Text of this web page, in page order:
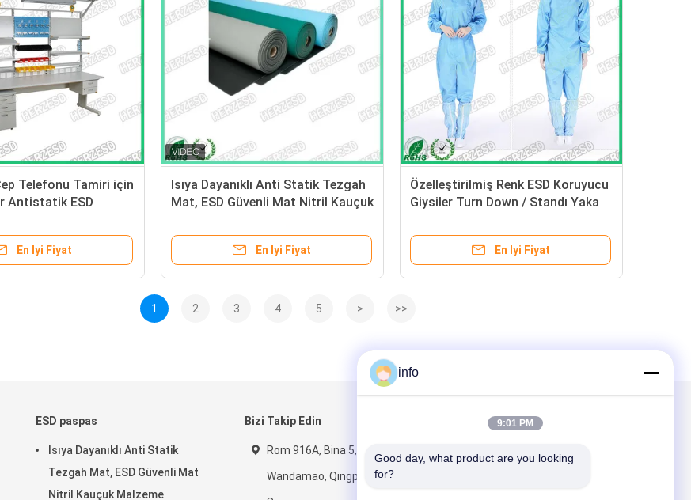
Telefonu Tamiri için
Antistatik ESD
En Iyi Fiyat
Isıya Dayanıklı Anti Statik Tezgah
Mat, ESD Güvenli Mat Nitril Kauçuk
En Iyi Fiyat
Özelleştirilmiş Renk ESD Koruyucu
Giysiler Turn Down / Standı Yaka
En Iyi Fiyat
1 2 3 4 5 > >>
ESD paspas
Isıya Dayanıklı Anti Statik
Tezgah Mat, ESD Güvenli Mat
Nitril Kauçuk Malzeme
Bizi Takip Edin
Rom 916A, Bina 5,
Wandamao, Qingpu Bölgesi,
Mail Gönder
info
9:01 PM
Good day, what product are you looking
for?